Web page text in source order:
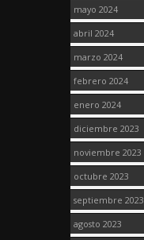
mayo 2024
abril 2024
marzo 2024
febrero 2024
enero 2024
diciembre 2023
noviembre 2023
octubre 2023
septiembre 2023
agosto 2023